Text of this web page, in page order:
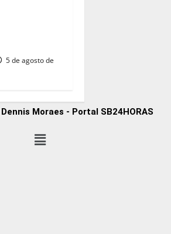
5 de agosto de
Moraes - Portal SB24HORAS